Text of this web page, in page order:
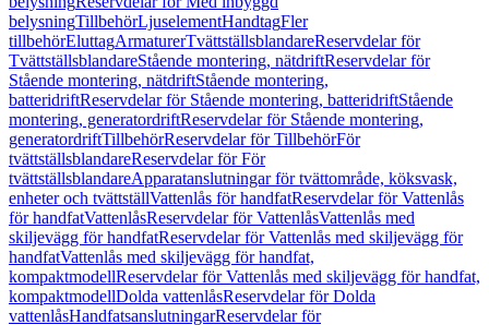
belysningTillbehörLjuselementHandtagFler
tillbehörEluttagArmaturerTvättställsblandareReservdelar för
TvättställsblandareStående montering, nätdriftReservdelar för
Stående montering, nätdriftStående montering,
batteridriftReservdelar för Stående montering, batteridriftStående
montering, generatordriftReservdelar för Stående montering,
generatordriftTillbehörReservdelar för TillbehörFör
tvättställsblandareReservdelar för För
tvättställsblandareApparatanslutningar för tvättområde, köksvask,
enheter och tvättställVattenlås för handfatReservdelar för Vattenlås
för handfatVattenlåsReservdelar för VattenlåsVattenlås med
skiljevägg för handfatReservdelar för Vattenlås med skiljevägg för
handfatVattenlås med skiljevägg för handfat,
kompaktmodellReservdelar för Vattenlås med skiljevägg för handfat,
kompaktmodellDolda vattenlåsReservdelar för Dolda
vattenlåsHandfatsanslutningarReservdelar för